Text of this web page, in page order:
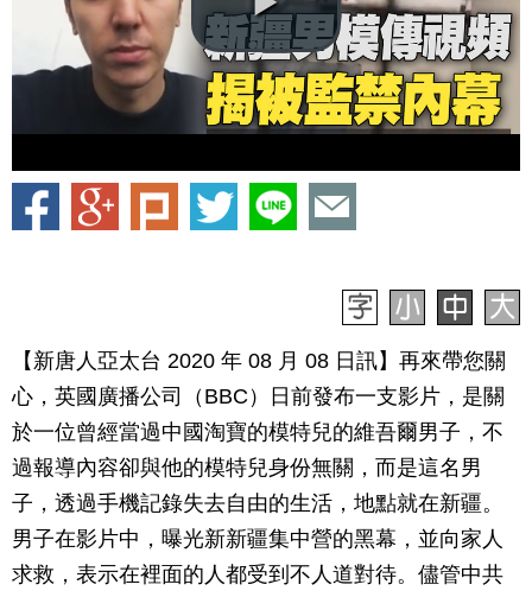
【新唐人亞太台 2020 年 08 月 08 日訊】再來帶您關
心，英國廣播公司（BBC）日前發布一支影片，是關
於一位曾經當過中國淘寶的模特兒的維吾爾男子，不
過報導內容卻與他的模特兒身份無關，而是這名男
子，透過手機記錄失去自由的生活，地點就在新疆。
男子在影片中，曝光新新疆集中營的黑幕，並向家人
求救，表示在裡面的人都受到不人道對待。儘管中共